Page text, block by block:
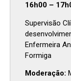
16h00 –
Supervisão
Enfermeira
Formiga
Moderação: